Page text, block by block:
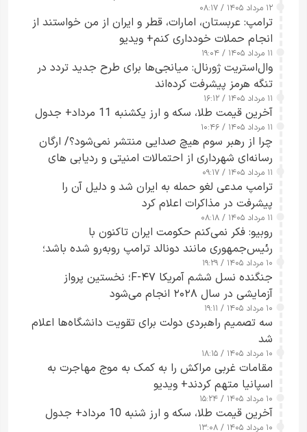
۱۲ مرداد ۱۴۰۵ / ۰۸:۱۷
ترامپ: عربستان، امارات، قطر و ایران از من خواستند از
انجام حملات خودداری کنم+ ویدیو
۱۱ مرداد ۱۴۰۵ / ۱۹:۰۴
وال‌استریت ژورنال: میانجی‌ها برای طرح جدید تردد در
تنگه هرمز پیشرفت کرده‌اند
۱۱ مرداد ۱۴۰۵ / ۱۶:۱۲
آخرین قیمت طلا، سکه و ارز یکشنبه 11 مرداد+ جدول
۱۱ مرداد ۱۴۰۵ / ۱۰:۴۶
چرا از رهبر سوم هیچ صدایی منتشر نمی‌شود؟/ ارگان
رسانه‌ای شهرداری از احتمالات امنیتی و ردیابی های
جاسوسی گفت
۱۱ مرداد ۱۴۰۵ / ۰۹:۱۷
ترامپ مدعی لغو حمله به ایران شد و دلیل آن را
پیشرفت در مذاکرات اعلام کرد
۱۱ مرداد ۱۴۰۵ / ۰۸:۱۸
روبیو: فکر نمی‌کنم حکومت ایران تاکنون با
رئیس‌جمهوری مانند دونالد ترامپ روبه‌رو شده باشد؛
کسی که واقعاً دست به اقدام می‌زند
۱۰ مرداد ۱۴۰۵ / ۱۹:۲۹
جنگنده نسل ششم آمریکا F-۴۷؛ نخستین پرواز
آزمایشی در سال ۲۰۲۸ انجام می‌شود
۱۰ مرداد ۱۴۰۵ / ۱۹:۱۱
سه تصمیم راهبردی دولت برای تقویت دانشگاه‌ها اعلام
شد
۱۰ مرداد ۱۴۰۵ / ۱۸:۱۵
مقامات غربی مراکش را به کمک به موج مهاجرت به
اسپانیا متهم کردند+ ویدیو
۱۰ مرداد ۱۴۰۵ / ۱۵:۲۴
آخرین قیمت طلا، سکه و ارز شنبه 10 مرداد+ جدول
۱۰ مرداد ۱۴۰۵ / ۱۳:۰۸